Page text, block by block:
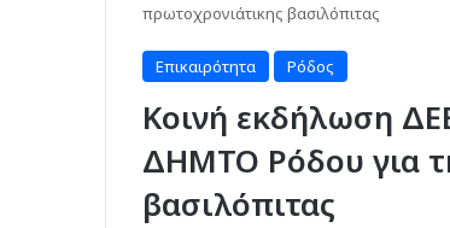
πρωτοχρονιάτικης βασιλόπιτας
Επικαιρότητα Ρόδος
Κοινή εκδήλωση
ΔΗΜΤΟ Ρόδου για
βασιλόπιτας